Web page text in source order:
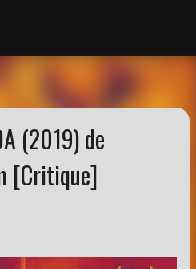
(2019) de
[Critique]